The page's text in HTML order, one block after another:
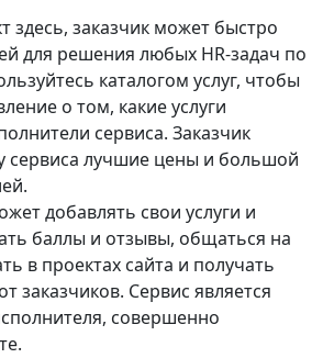
здесь, заказчик может быстро
для решения любых HR-задач по
каталогом услуг, чтобы
о том, какие услуги
сервиса. Заказчик
сервиса лучшие цены и большой
добавлять свои услуги и
баллы и отзывы, общаться на
в проектах сайта и получать
заказчиков. Сервис является
совершенно